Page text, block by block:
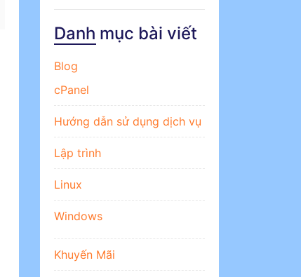
Danh mục bài viết
Blog
cPanel
Hướng dẫn sử dụng dịch vụ
Lập trình
Linux
Windows
Khuyến Mãi